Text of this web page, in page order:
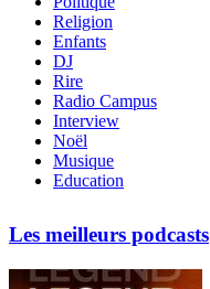
Religion
Enfants
DJ
Rire
Radio Campus
Interview
Noël
Musique
Education
Les meilleurs podcasts